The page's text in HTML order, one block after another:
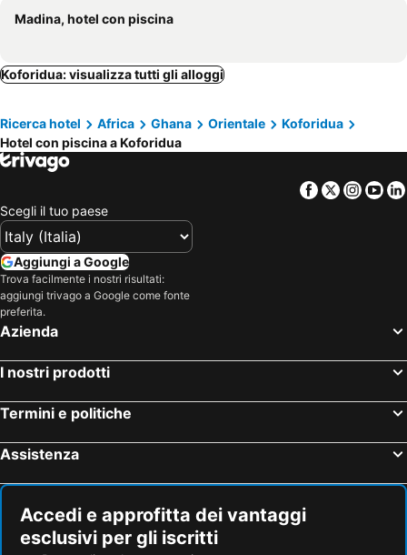
Madina, hotel con piscina
Koforidua: visualizza tutti gli alloggi
Ricerca hotel Africa Ghana Orientale
Koforidua
Hotel con piscina a Koforidua
Facebook
Twitter
Scegli il tuo paese
Aggiungi a Google
Trova facilmente i nostri risultati:
aggiungi trivago a Google come fonte
preferita.
Azienda
I nostri prodotti
Termini e politiche
Assistenza
Accedi e approfitta dei vantaggi
esclusivi per gli iscritti